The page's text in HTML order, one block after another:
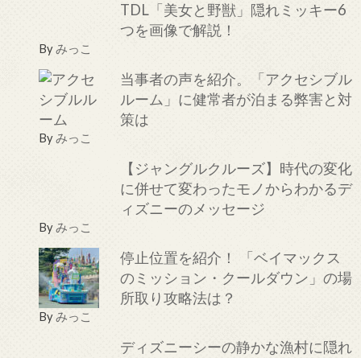
TDL「美女と野獣」隠れミッキー6
つを画像で解説！
Byみっこ
当事者の声を紹介。「アクセシブル
ルーム」に健常者が泊まる弊害と対
策は
Byみっこ
【ジャングルクルーズ】時代の変化
に併せて変わったモノからわかるデ
ィズニーのメッセージ
Byみっこ
停止位置を紹介！ 「ベイマックス
のミッション・クールダウン」の場
所取り攻略法は？
Byみっこ
ディズニーシーの静かな漁村に隠れ